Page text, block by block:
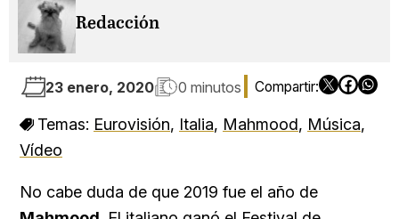
Redacción
23 enero, 2020 0 minutos
Temas: Eurovisión, Italia, Mahmood, Música,
Vídeo
No cabe duda de que 2019 fue el año de